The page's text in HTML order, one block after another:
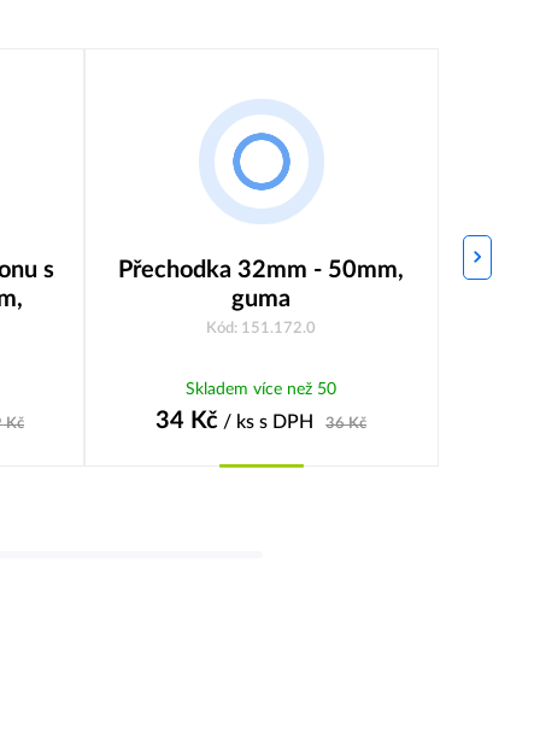
s
Kč
Přechodka 32mm - 50mm,
guma
Kód: 151.172.0
Skladem více než 50
34 Kč / kss DPH 36Kč